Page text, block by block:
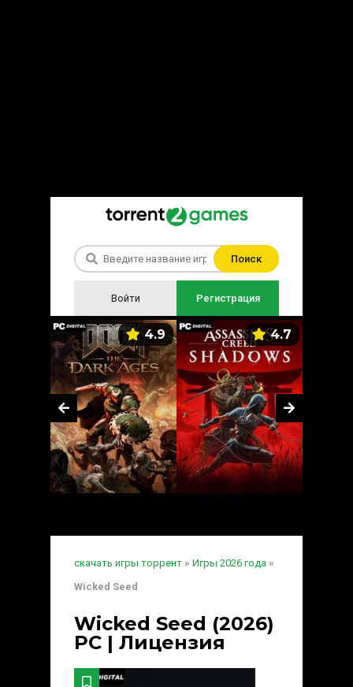
Поиск
Войти Регистрация
4.9 4.7
скачать игры торрент » Игры 2026 года »
Wicked Seed
Wicked Seed (2026)
PC | Лицензия